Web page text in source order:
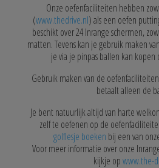
Onze oefenfaciliteiten hebben
(www.thedrive.nl) als een oefen
beschikt over 24 Inrange schermen,
matten. Tevens kan je gebruik maken
je via je pinpas ballen kan kopen
Gebruik maken van de
betaalt alleen de
Je bent natuurlijk altijd van harte
zelf te oefenen op de
golflesje boeken bij een van
Voor meer informatie over onze
kijkje opwww.the-